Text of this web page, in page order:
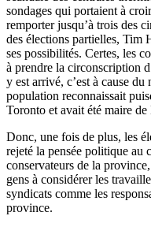
sondages qui portaient à
remporter jusqu’à trois des
des élections partielles, Tim
ses possibilités. Certes, les
à prendre la circonscription
y est arrivé, c’est à cause du
population reconnaissait
Toronto et avait été maire de
Donc, une fois de plus, les
rejeté la pensée politique au
conservateurs de la
gens à considérerles
syndicats comme les
province.